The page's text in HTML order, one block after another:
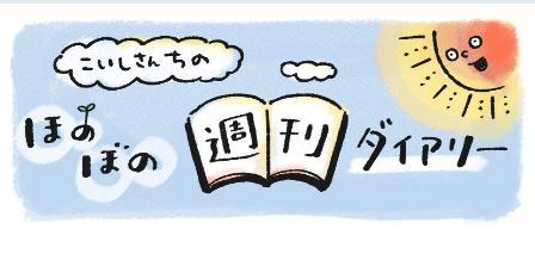
年中
小学1年生
小学2年生
小学3年生
小学4年生
小学5年生
小学6年生
こそだてニュース
イベント
ニュース
そだち＆まなび
ワーク・ドリル
幼稚園・保育園
こそだて生活